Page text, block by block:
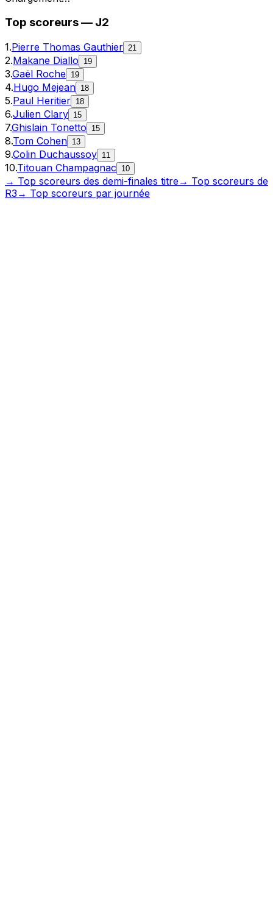
Top scoreurs— J2
1.Pierre Thomas Gauthier 21
2.Makane Diallo 19
3.Gaël Roche 19
4.Hugo Mejean 18
5.Paul Heritier 18
6.Julien Clary 15
7.Ghislain Tonetto 15
8.Tom Cohen 13
9.Colin Duchaussoy 11
10.Titouan Champagnac 10
→ Top scoreurs des demi-finales titre→ Top scoreurs de
R3 → Top scoreurs par journée